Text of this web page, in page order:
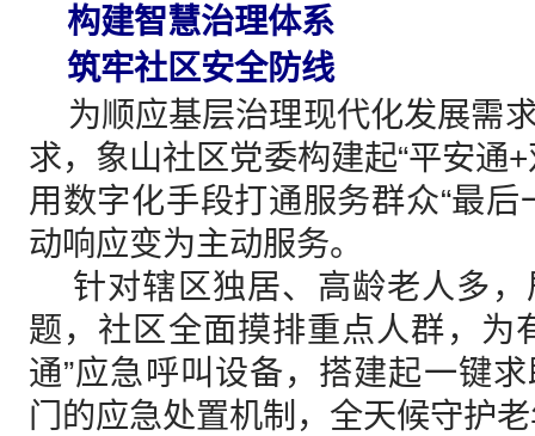
构建智慧治理体系
筑牢社区安全防线
为顺应基层治理现代化发展需
求，象山社区党委构建起“平安通
用数字化手段打通服务群众“最
动响应变为主动服务。
针对辖区独居、高龄老人多，
题，社区全面摸排重点人群，为
通”应急呼叫设备，搭建起一键
门的应急处置机制，全天候守护